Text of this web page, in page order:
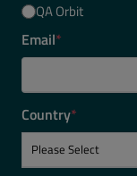
QA Orbit
Email*
Country*